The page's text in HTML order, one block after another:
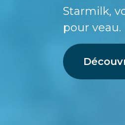
Starmilk,
pour veau.